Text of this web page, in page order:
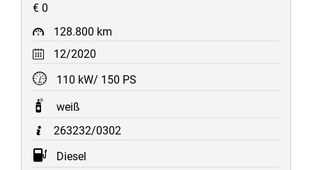
€ 0
128.800 km
12/2020
110 kW/ 150 PS
weiß
263232/0302
Diesel